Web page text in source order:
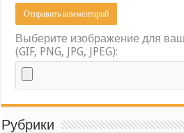
Выберите изображение для
(GIF, PNG, JPG, JPEG):
Рубрики